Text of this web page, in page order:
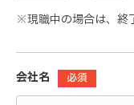
※現職中の場合は、終
会社名 必須